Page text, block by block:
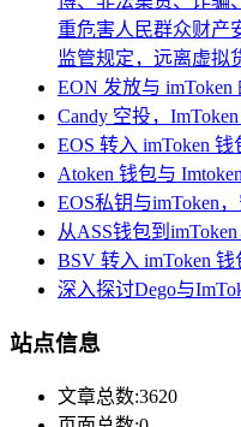
重危害人民群众财产
监管规定，远离虚拟
EON 发放与 imToken
Candy 空投，
EOS 转入 imToken
Atoken 钱包与
EOS私钥与imToken
从ASS钱包到
BSV 转入 imToken 钱
深入探讨Dego与
站点信息
文章总数:3620